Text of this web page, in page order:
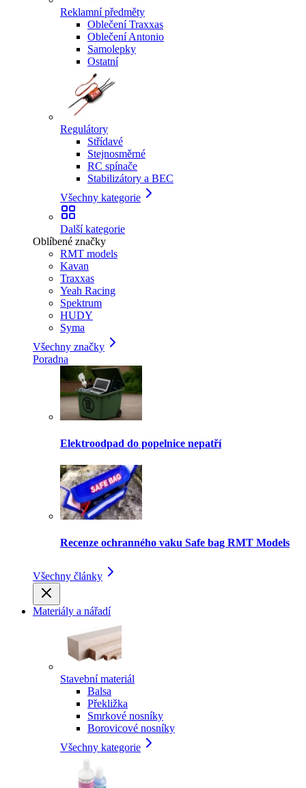
Reklamní předměty
Oblečení Traxxas
Oblečení Antonio
Samolepky
Ostatní
Regulátory
Střídavé
Stejnosměrné
RC spínače
Stabilizátory a BEC
Všechny kategorie
Další kategorie
Oblíbené značky
RMT models
Kavan
Traxxas
Yeah Racing
Spektrum
HUDY
Syma
Všechny značky
Poradna
Elektroodpad do popelnice nepatří
Recenze ochranného vaku Safe bag RMT Models
Všechny články
Materiály a nářadí
Stavební materiál
Balsa
Překližka
Smrkové nosníky
Borovicové nosníky
Všechny kategorie